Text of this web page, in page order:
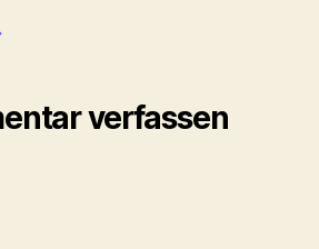
verfassen